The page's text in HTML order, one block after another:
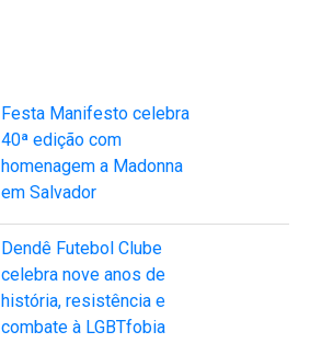
Festa Manifesto celebra
40ª edição com
homenagem a Madonna
em Salvador
Dendê Futebol Clube
celebra nove anos de
história, resistência e
combate à LGBTfobia